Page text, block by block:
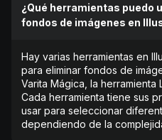
¿Qué herramientas puedo
fondos de imágenes en
Hay varias herramientas en
para eliminar fondos de
Varita Mágica, la herramienta
Cada herramienta tiene sus
usar para seleccionar
dependiendo de la